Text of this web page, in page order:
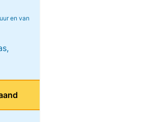
en van